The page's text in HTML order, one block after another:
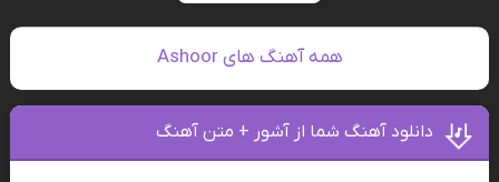
همه آهنگ های Ashoor
دانلود آهنگ شما از آشور + متن آهنگ